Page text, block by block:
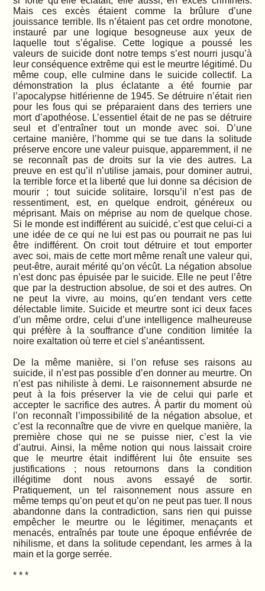
Mais ces excès étaient comme la brûlure d’une
jouissance terrible. Ils n’étaient pas cet ordre monotone,
instauré par une logique besogneuse aux yeux de
laquelle tout s’égalise. Cette logique a poussé les
valeurs de suicide dont notre temps s’est nourri jusqu’à
leur conséquence extrême qui est le meurtre légitimé. Du
même coup, elle culmine dans le suicide collectif. La
démonstration la plus éclatante a été fournie par
l’apocalypse hitlérienne de 1945. Se détruire n’était rien
pour les fous qui se préparaient dans des terriers une
mort d’apothéose. L’essentiel était de ne pas se détruire
seul et d’entraîner tout un monde avec soi. D’une
certaine manière, l’homme qui se tue dans la solitude
préserve encore une valeur puisque, apparemment, il ne
se reconnaît pas de droits sur la vie des autres. La
preuve en est qu’il n’utilise jamais, pour dominer autrui,
la terrible force et la liberté que lui donne sa décision de
mourir ; tout suicide solitaire, lorsqu’il n’est pas de
ressentiment, est, en quelque endroit, généreux ou
méprisant. Mais on méprise au nom de quelque chose.
Si le monde est indifférent au suicidé, c’est que celui-ci a
une idée de ce qui ne lui est pas ou pourrait ne pas lui
être indifférent. On croit tout détruire et tout emporter
avec soi, mais de cette mort même renaît une valeur qui,
peut-être, aurait mérité qu’on vécût. La négation absolue
n’est donc pas épuisée par le suicide. Elle ne peut l’être
que par la destruction absolue, de soi et des autres. On
ne peut la vivre, au moins, qu’en tendant vers cette
délectable limite. Suicide et meurtre sont ici deux faces
d’un même ordre, celui d’une intelligence malheureuse
qui préfère à la souffrance d’une condition limitée la
noire exaltation où terre et ciel s’anéantissent.
De la même manière, si l’on refuse ses raisons au
suicide, il n’est pas possible d’en donner au meurtre. On
n’est pas nihiliste à demi. Le raisonnement absurde ne
peut à la fois préserver la vie de celui qui parle et
accepter le sacrifice des autres. À partir du moment où
l’on reconnaît l’impossibilité de la négation absolue, et
c’est la reconnaître que de vivre en quelque manière, la
première chose qui ne se puisse nier, c’est la vie
d’autrui. Ainsi, la même notion qui nous laissait croire
que le meurtre était indifférent lui ôte ensuite ses
justifications ; nous retournons dans la condition
illégitime dont nous avons essayé de sortir.
Pratiquement, un tel raisonnement nous assure en
même temps qu’on peut et qu’on ne peut pas tuer. Il nous
abandonne dans la contradiction, sans rien qui puisse
empêcher le meurtre ou le légitimer, menaçants et
menacés, entraînés par toute une époque enfiévrée de
nihilisme, et dans la solitude cependant, les armes à la
main et la gorge serrée.
* * *